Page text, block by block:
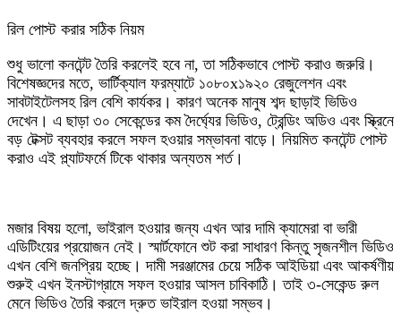
রিল পোস্ট করার সঠিক নিয়ম
শুধু ভালো কনটেন্ট তৈরি করলেই হবে না, তা সঠিকভাবে পোস্ট করাও জরুরি।
বিশেষজ্ঞদের মতে, ভার্টিক্যাল ফরম্যাটে ১০৮০x১৯২০ রেজুলেশন এবং
সাবটাইটেলসহ রিল বেশি কার্যকর। কারণ অনেক মানুষ শব্দ ছাড়াই ভিডিও
দেখেন। এ ছাড়া ৩০ সেকেন্ডের কম দৈর্ঘ্যের ভিডিও, ট্রেন্ডিং অডিও এবং স্ক্রিনে
বড় টেক্সট ব্যবহার করলে সফল হওয়ার সম্ভাবনা বাড়ে। নিয়মিত কনটেন্ট পোস্ট
করাও এই প্ল্যাটফর্মে টিকে থাকার অন্যতম শর্ত।
মজার বিষয় হলো, ভাইরাল হওয়ার জন্য এখন আর দামি ক্যামেরা বা ভারী
এডিটিংয়ের প্রয়োজন নেই। স্মার্টফোনে শুট করা সাধারণ কিন্তু সৃজনশীল ভিডিও
এখন বেশি জনপ্রিয় হচ্ছে। দামী সরঞ্জামের চেয়ে সঠিক আইডিয়া এবং আকর্ষণীয়
শুরুই এখন ইনস্টাগ্রামে সফল হওয়ার আসল চাবিকাঠি। তাই ৩-সেকেন্ড রুল
মেনে ভিডিও তৈরি করলে দ্রুত ভাইরাল হওয়া সম্ভব।